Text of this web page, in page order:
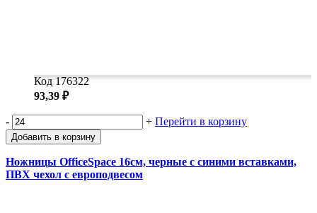
Код 176322
93,39 ₽
- + Перейти в корзину
Добавить в корзину
Ножницы OfficeSpace 16см, черные с синими вставками,
ПВХ чехол с европодвесом